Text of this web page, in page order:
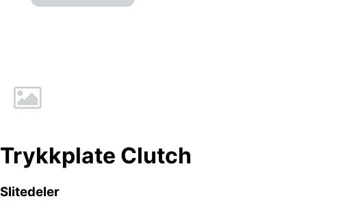
Trykkplate Clutch
Slitedeler